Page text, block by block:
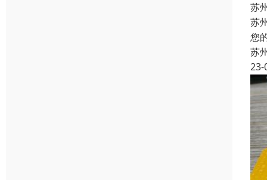
苏
苏
您
苏
23-